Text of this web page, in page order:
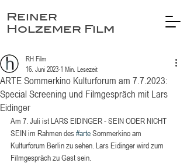
Reiner
Holzemer Film
ARTE Sommerkino Kulturforum am 7.7.2023:
Special Screening und Filmgespräch mit Lars
Eidinger
RH Film
16. Juni 2023 1 Min. Lesezeit
Am 7. Juli ist LARS EIDINGER - SEIN ODER NICHT
SEIN im Rahmen des #arte Sommerkino am
Kulturforum Berlin zu sehen. Lars Eidinger wird zum
Filmgespräch zu Gast sein.